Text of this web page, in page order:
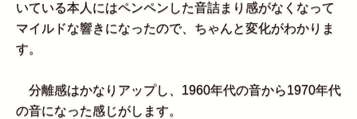
いている本人にはペンペンした音詰まり感がなくなって
マイルドな響きになったので、ちゃんと変化がわかりま
す。
分離感はかなりアップし、1960年代の音から1970年代
の音になった感じがします。